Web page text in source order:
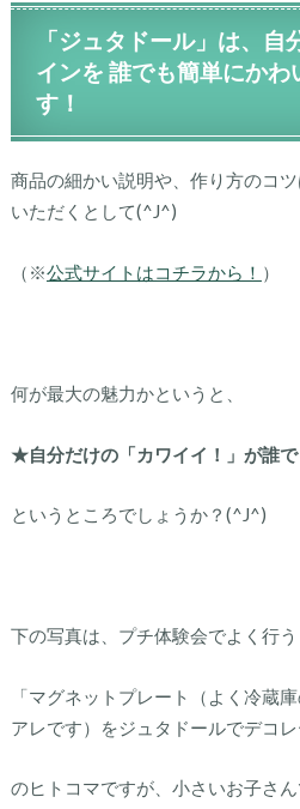
「ジュタドール」は、
インを 誰でも簡単にかわ
す！
商品の細かい説明や、作り方のコ
いただくとして(^J^)
（※公式サイトはコチラから！ ）
何が最大の魅力かというと、
★自分だけの「カワイイ！」が誰で
というところでしょうか？(^J^)
下の写真は、プチ体験会でよく行う
「マグネットプレート（よく冷蔵
アレです）をジュタドールでデコレ
のヒトコマですが、小さいお子さ